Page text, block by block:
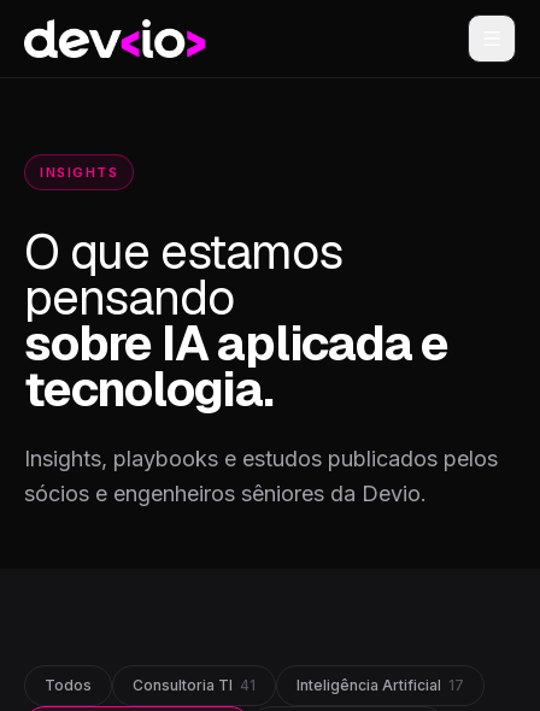
Devio
INSIGHTS
O que estamos
pensando
sobre IA aplicada e
tecnologia.
Insights, playbooks e estudos publicados pelos
sócios e engenheiros sêniores da Devio.
Todos Consultoria TI 41 Inteligência Artificial 17